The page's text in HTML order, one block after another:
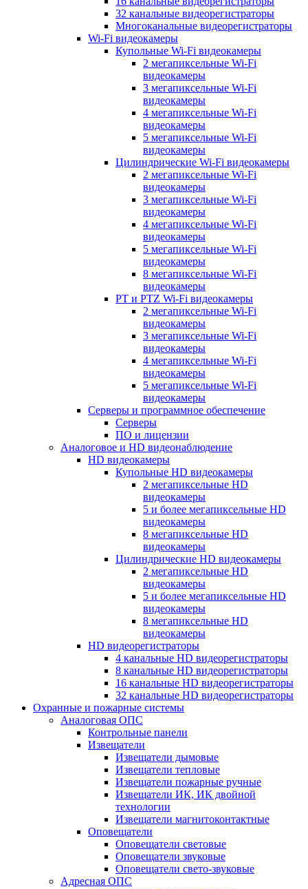
32 канальные видеорегистраторы
Многоканальные видеорегистраторы
Wi-Fi видеокамеры
Купольные Wi-Fi видеокамеры
2 мегапиксельные Wi-Fi
видеокамеры
3 мегапиксельные Wi-Fi
видеокамеры
4 мегапиксельные Wi-Fi
видеокамеры
5 мегапиксельные Wi-Fi
видеокамеры
Цилиндрические Wi-Fi видеокамеры
2 мегапиксельные Wi-Fi
видеокамеры
3 мегапиксельные Wi-Fi
видеокамеры
4 мегапиксельные Wi-Fi
видеокамеры
5 мегапиксельные Wi-Fi
видеокамеры
8 мегапиксельные Wi-Fi
видеокамеры
PT и PTZ Wi-Fi видеокамеры
2 мегапиксельные Wi-Fi
видеокамеры
3 мегапиксельные Wi-Fi
видеокамеры
4 мегапиксельные Wi-Fi
видеокамеры
5 мегапиксельные Wi-Fi
видеокамеры
Серверы и программное обеспечение
Серверы
ПО и лицензии
Аналоговое и HD видеонаблюдение
HD видеокамеры
Купольные HD видеокамеры
2 мегапиксельные HD
видеокамеры
5 и более мегапиксельные HD
видеокамеры
8 мегапиксельные HD
видеокамеры
Цилиндрические HD видеокамеры
2 мегапиксельные HD
видеокамеры
5 и более мегапиксельные HD
видеокамеры
8 мегапиксельные HD
видеокамеры
HD видеорегистраторы
4 канальные HD видеорегистраторы
8 канальные HD видеорегистраторы
16 канальные HD видеорегистраторы
32 канальные HD видеорегистраторы
Охранные и пожарные системы
Аналоговая ОПС
Контрольные панели
Извещатели
Извещатели дымовые
Извещатели тепловые
Извещатели пожарные ручные
Извещатели ИК, ИК двойной
технологии
Извещатели магнитоконтактные
Оповещатели
Оповещатели световые
Оповещатели звуковые
Оповещатели свето-звуковые
Адресная ОПС